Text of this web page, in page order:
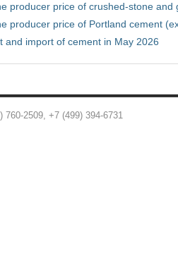
producer price of crushed-stone and
producer price of Portland cement
and import of cement in May 2026
760-2509, +7 (499) 394-6731